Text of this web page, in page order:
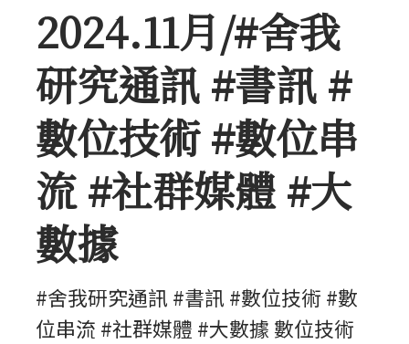
2024.11月/#舍我
研究通訊 #書訊 #
數位技術 #數位串
流 #社群媒體 #大
數據
#舍我研究通訊 #書訊 #數位技術 #數
位串流 #社群媒體 #大數據 數位技術